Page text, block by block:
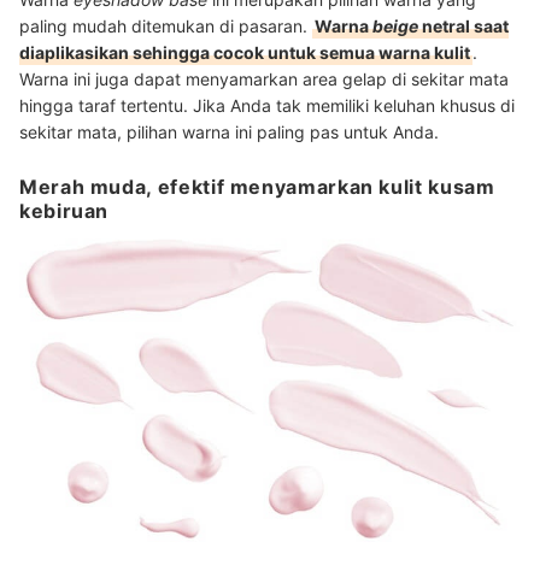
paling mudah ditemukan di pasaran. Warnabeigenetral saat
diaplikasikan sehingga cocok untuk semua warna kulit.
Warna ini juga dapat menyamarkan area gelap di sekitar mata
hingga taraf tertentu. Jika Anda tak memiliki keluhan khusus di
sekitar mata, pilihan warna ini paling pas untuk Anda.
Merah muda, efektif menyamarkan kulit kusam
kebiruan